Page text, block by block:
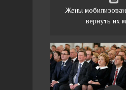
Жены
вернуть их